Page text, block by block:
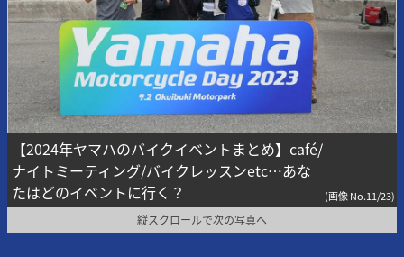
【2024年ヤマハのバイクイベントまとめ】café/
ナイトミーティング/バイクレッスンetc…あな
たはどのイベントに行く？
(画像 No.11/23)
縦スクロールで次の写真へ